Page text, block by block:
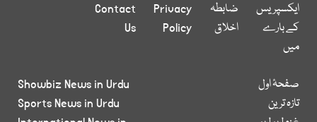
ایکسپریس
کے بارے
میں
ضابطہ
اخلاق
Privacy
Policy
Contact
Us
صفحۂ اول
تازہ ترین
Showbiz News in Urdu
Sports News in Urdu